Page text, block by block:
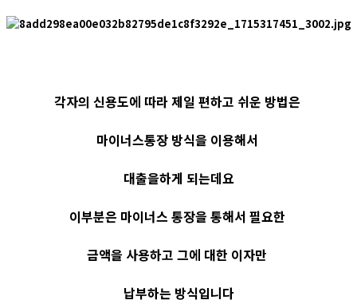
각자의 신용도에 따라 제일 편하고 쉬운 방법은
마이너스통장 방식을 이용해서
대출을하게 되는데요
이부분은 마이너스 통장을 통해서 필요한
금액을 사용하고 그에 대한 이자만
납부하는 방식입니다